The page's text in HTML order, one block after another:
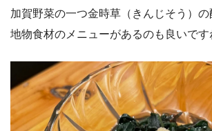
加賀野菜の一つ金時草（きんじそう）の
地物食材のメニューがあるのも良いです